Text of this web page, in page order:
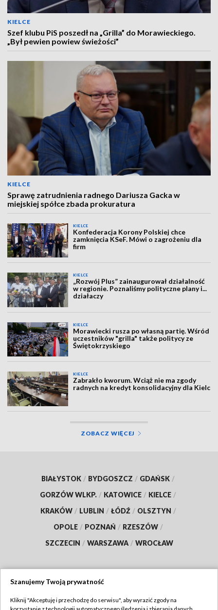
KIELCE
Szef klubu PiS poszedł na „Grilla” do Morawieckiego.
„Był pewien powiew świeżości”
KIELCE
Sprawę zatrudnienia radnego Dariusza Gacka w
miejskiej spółce zbada prokuratura
KIELCE
Konfederacja Korony Polskiej chce
zamknięcia KSeF. Mówi o zagrożeniu dla
firm
KIELCE
„Rozwój Plus” zainaugurował działalność
w regionie. Poznaliśmy polityczne plany i...
działaczy
KIELCE
Morawiecki rusza po własną partię. Wśród
uczestników "grilla" także politycy ze
Świętokrzyskiego
KIELCE
Zabrakło kworum. Wciąż nie ma zgody
radnych na kredyt konsolidacyjny dla Kielc
ZOBACZ WIĘCEJ
BIAŁYSTOK / BYDGOSZCZ / GDAŃSK /
GORZÓW WLKP. / KATOWICE / KIELCE /
KRAKÓW / LUBLIN / ŁÓDŹ / OLSZTYN /
OPOLE / POZNAŃ / RZESZÓW /
SZCZECIN / WARSZAWA / WROCŁAW
Szanujemy Twoją prywatność
Kliknij "Akceptuję i przechodzę do serwisu", aby wyrazić zgody na